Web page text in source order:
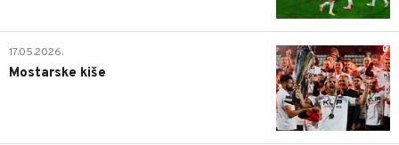
0
17.05.2026.
Mostarske kiše